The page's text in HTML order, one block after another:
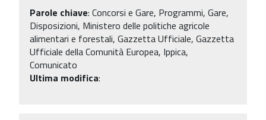
Parole chiave: Concorsi e Gare, Programmi, Gare,
Disposizioni, Ministero delle politiche agricole
alimentari e forestali, Gazzetta Ufficiale, Gazzetta
Ufficiale della Comunità Europea, Ippica,
Comunicato
Ultima modifica: